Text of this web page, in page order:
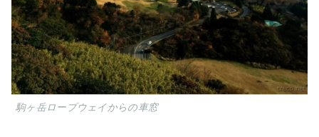
駒ヶ岳ロープウェイからの車窓